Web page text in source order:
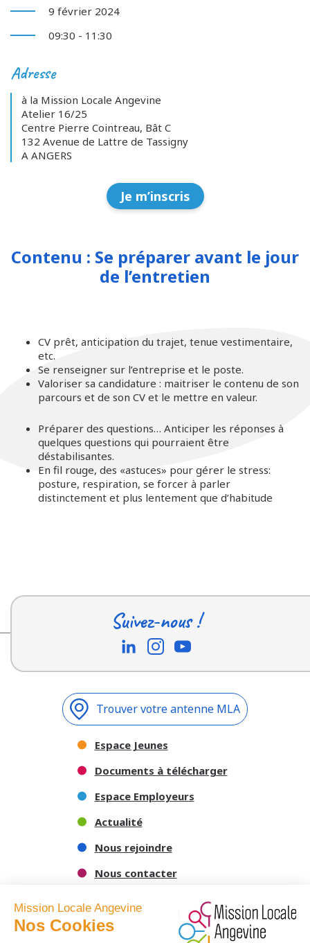
9 février 2024
09:30 - 11:30
Adresse
à la Mission Locale Angevine
Atelier 16/25
Centre Pierre Cointreau, Bât C
132 Avenue de Lattre de Tassigny
A ANGERS
Je m’inscris
Contenu : Se préparer avant le jour
de l’entretien
CV prêt, anticipation du trajet, tenue vestimentaire,
etc.
Se renseigner sur l’entreprise et le poste.
Valoriser sa candidature : maitriser le contenu de son
parcours et de son CV et le mettre en valeur.
Préparer des questions… Anticiper les réponses à
quelques questions qui pourraient être
déstabilisantes.
En fil rouge, des «astuces» pour gérer le stress:
posture, respiration, se forcer à parler
distinctement et plus lentement que d’habitude
Suivez-nous !
Trouver votre antenne MLA
Espace Jeunes
Documents à télécharger
Espace Employeurs
Actualité
Nous rejoindre
Nous contacter
Mission Locale Angevine
Nos Cookies